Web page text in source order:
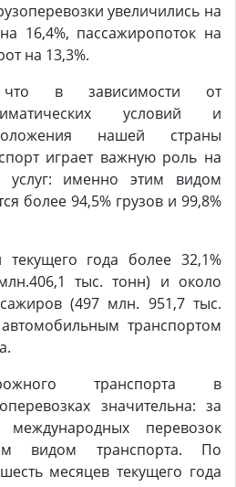
увеличились на
16,4%, пассажиропоток на
на 13,3%.
в зависимости от
условий и
нашей страны
играет важную роль на
услуг: именно этим видом
более 94,5% грузов и 99,8%
года более 32,1%
тыс. тонн) и около
(497 млн. 951,7 тыс.
транспортом
транспорта в
значительна: за
перевозок
видом транспорта. По
месяцев текущего года